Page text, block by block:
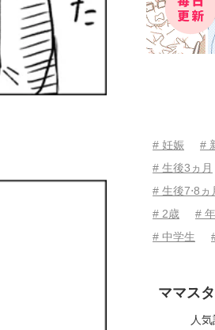
# 妊娠 #
# 生後3ヵ月
# 生後7⋅8ヵ
# 2歳
#
# 中学生
ママス
人